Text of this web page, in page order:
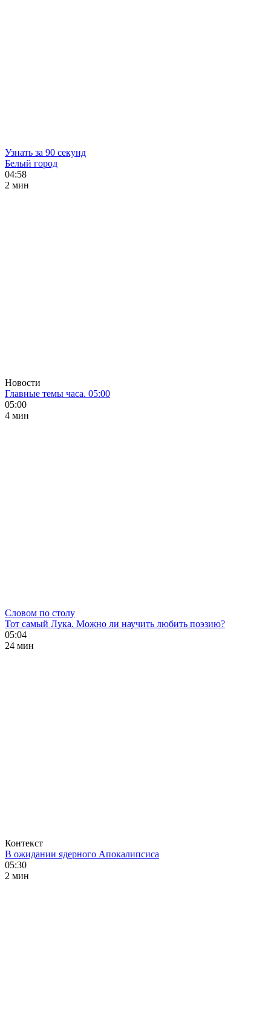
Узнать за 90 секунд
Белый город
04:58
2 мин
Новости
Главные темы часа. 05:00
05:00
4 мин
Словом по столу
Тот самый Лука. Можно ли научить любить поэзию?
05:04
24 мин
Контекст
В ожидании ядерного Апокалипсиса
05:30
2 мин